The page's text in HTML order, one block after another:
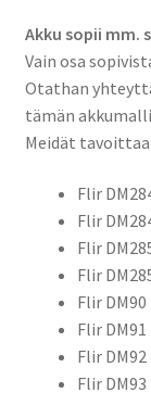
KIT,
CS-
FDM284SL
määrä
Akku sopii mm.
Vain osa
Otathan
tämän
Meidät
Flir
Flir
Flir
Flir
Flir
Flir
Flir
Flir